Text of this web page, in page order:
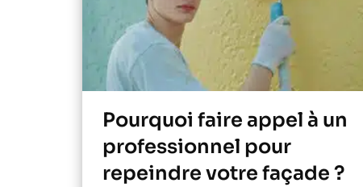
Pourquoi faire appel à un
professionnel pour
repeindre votre façade ?